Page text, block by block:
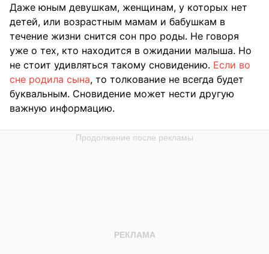
Даже юным девушкам, женщинам, у которых нет
детей, или возрастным мамам и бабушкам в
течение жизни снится сон про роды. Не говоря
уже о тех, кто находится в ожидании малыша. Но
не стоит удивляться такому сновидению. Если во
сне родила сына, то толкование не всегда будет
буквальным. Сновидение может нести другую
важную информацию.